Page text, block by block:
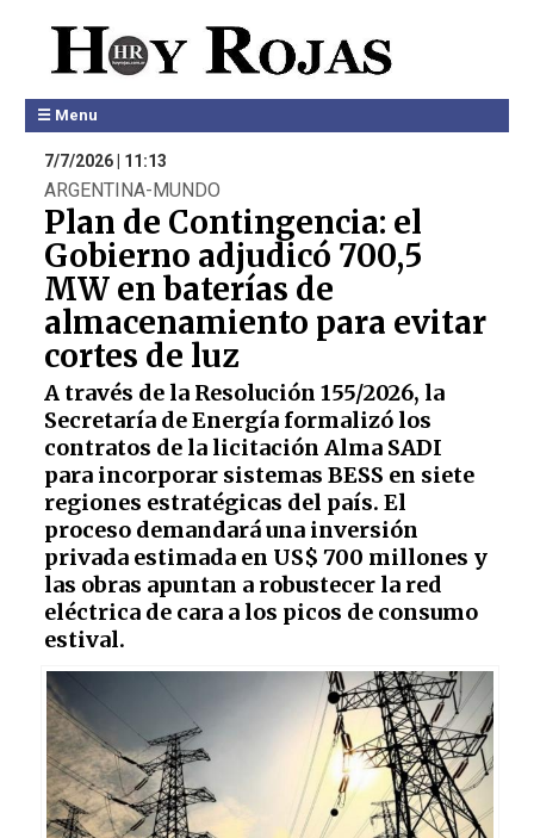
☰ Menu
7/7/2026 | 11:13
ARGENTINA-MUNDO
Plan de Contingencia: el
Gobierno adjudicó 700,5
MW en baterías de
almacenamiento para evitar
cortes de luz
A través de la Resolución 155/2026, la
Secretaría de Energía formalizó los
contratos de la licitación Alma SADI
para incorporar sistemas BESS en siete
regiones estratégicas del país. El
proceso demandará una inversión
privada estimada en US$ 700 millones y
las obras apuntan a robustecer la red
eléctrica de cara a los picos de consumo
estival.